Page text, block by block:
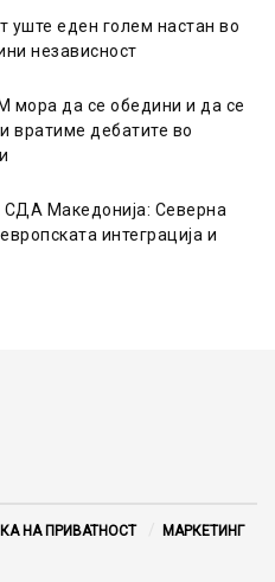
уште еден голем настан во
независност
мора да се обедини и да се
вратиме дебатите во
СДА Македонија: Северна
интеграција и
НА ПРИВАТНОСТ
МАРКЕТИНГ